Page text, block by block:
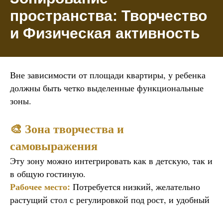
пространства: Творчество
и Физическая активность
Вне зависимости от площади квартиры, у ребенка
должны быть четко выделенные функциональные
зоны.
🎨 Зона творчества и
самовыражения
Эту зону можно интегрировать как в детскую, так и
в общую гостиную.
Рабочее место: Потребуется низкий, желательно
растущий стол с регулировкой под рост, и удобный